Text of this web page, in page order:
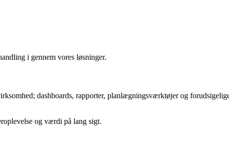
i gennem vores løsninger.
dashboards, rapporter, planlægningsværktøjer og
og værdi på lang sigt.